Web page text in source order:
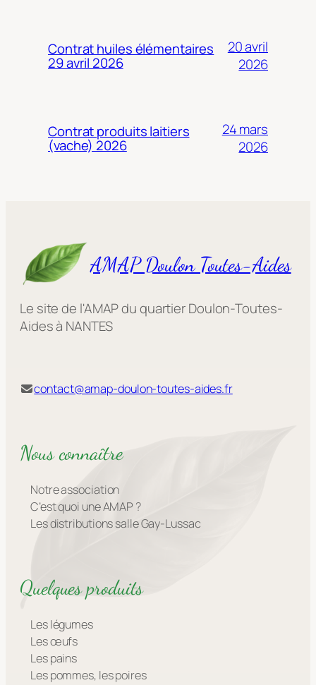
Contrat huiles élémentaires
29 avril 2026
20 avril
2026
Contrat produits laitiers
(vache) 2026
24 mars
2026
AMAP Doulon Toutes-Aides
Le site de l'AMAP du quartier Doulon-Toutes-
Aides à NANTES
contact@amap-doulon-toutes-aides.fr
Nous connaître
Notre association
C’est quoi une AMAP ?
Les distributions salle Gay-Lussac
Quelques produits
Les légumes
Les œufs
Les pains
Les pommes, les poires